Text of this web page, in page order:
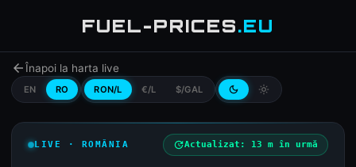
FUEL-PRICES.EU
arrow_backÎnapoi la harta live
EN RO RON/L €/L $/GAL dark_mode light_mode
LIVE · ROMÂNIA updateActualizat: 13 m în urmă